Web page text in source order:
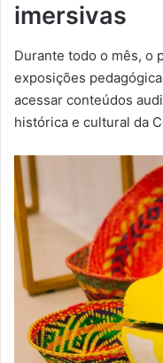
imersivas
Durante todo o mês, o
exposições
acessar conteúdos
histórica e cultural da